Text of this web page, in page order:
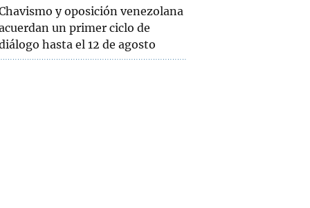
y oposición venezolana
un primer ciclo de
hasta el 12 de agosto